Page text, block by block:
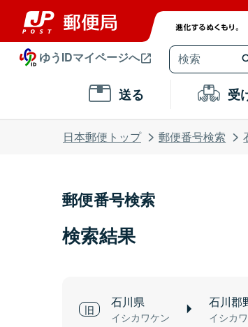
ゆうIDマイページへ
送る 受
日本郵便トップ 郵便番号検索
郵便番号検索
検索結果
石川県
イシカワケン
石川郡
イシカ